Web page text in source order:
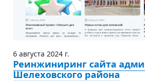
6 августа 2024 г.
Реинжиниринг сайта
Шелеховского района